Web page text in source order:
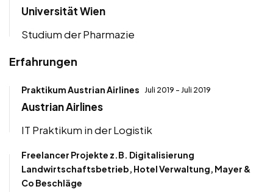
Universität Wien
Studium der Pharmazie
Erfahrungen
Praktikum Austrian Airlines Juli 2019 - Juli 2019
Austrian Airlines
IT Praktikum in der Logistik
Freelancer Projekte z.B. Digitalisierung
Landwirtschaftsbetrieb, Hotel Verwaltung, Mayer &
Co Beschläge